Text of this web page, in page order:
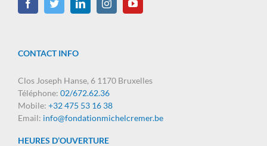
CONTACT INFO
Clos Joseph Hanse, 6 1170 Bruxelles
Téléphone: 02/672.62.36
Mobile: +32 475 53 16 38
Email: info@fondationmichelcremer.be
HEURES D’OUVERTURE